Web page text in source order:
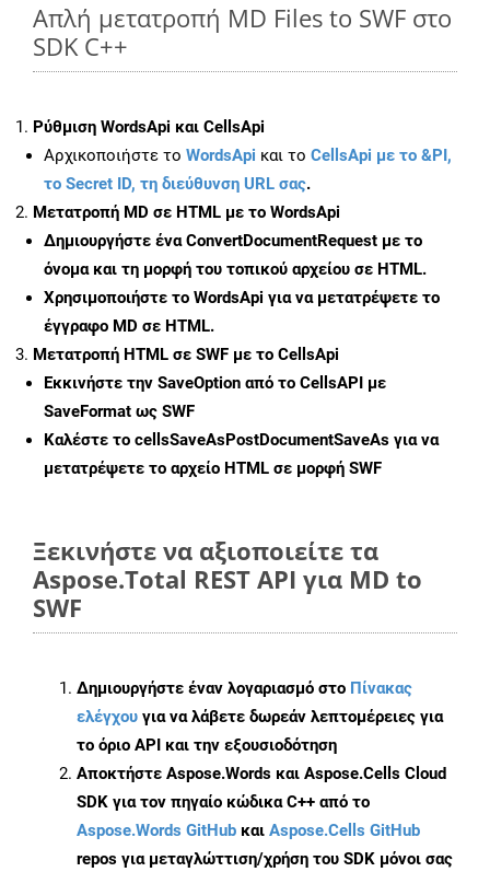
Απλή μετατροπή MD Files to SWF στο
SDK C++
Ρύθμιση WordsApi και CellsApi
Αρχικοποιήστε το WordsApi και το CellsApi με το &PI,
το Secret ID, τη διεύθυνση URL σας.
Μετατροπή MD σε HTML με το WordsApi
Δημιουργήστε έναConvertDocumentRequest με το
όνομα και τη μορφή του τοπικού αρχείου σε HTML.
Χρησιμοποιήστε το WordsApi για να μετατρέψετε το
έγγραφο MD σε HTML.
Μετατροπή HTML σε SWF με το CellsApi
Εκκινήστε την SaveOption από το CellsAPI με
SaveFormat ως SWF
Καλέστε το cellsSaveAsPostDocumentSaveAs για να
μετατρέψετε το αρχείο HTML σε μορφή SWF
Ξεκινήστε να αξιοποιείτε τα
Aspose.Total REST API για MD to
SWF
Δημιουργήστε έναν λογαριασμό στο Πίνακας
ελέγχου για να λάβετε δωρεάν λεπτομέρειες για
το όριο API και την εξουσιοδότηση
Αποκτήστε Aspose.Words και Aspose.Cells Cloud
SDK για τον πηγαίο κώδικα C++ από το
Aspose.Words GitHub και Aspose.Cells GitHub
repos για μεταγλώττιση/χρήση του SDK μόνοι σας